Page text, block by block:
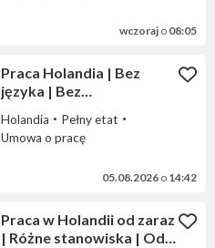
wczoraj o 08:05
Praca Holandia | Bez
języka | Bez
Tygodniówki | Wyjazd
Holandia
Pełny etat
Umowa o pracę
05.08.2026 o 14:42
Praca w Holandii od zaraz
| Różne stanowiska | Od